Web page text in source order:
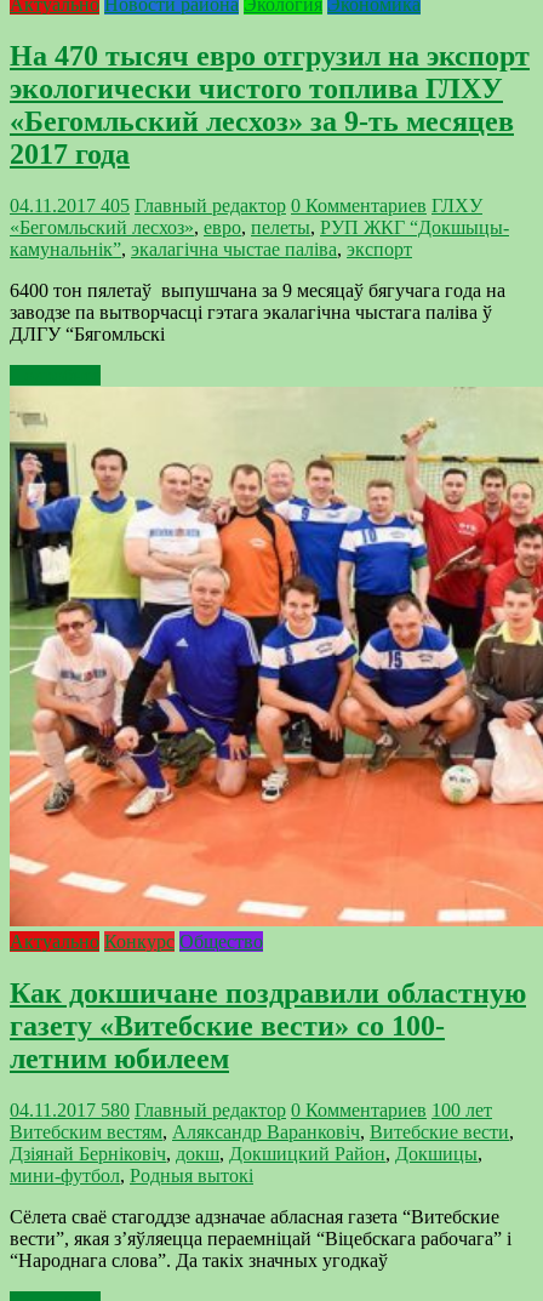
Актуально Новости района Экология Экономика
На 470 тысяч евро отгрузил на экспорт
экологически чистого топлива ГЛХУ
«Бегомльский лесхоз» за 9-ть месяцев
2017 года
04.11.2017 405 Главный редактор 0 Комментариев ГЛХУ
«Бегомльский лесхоз», евро, пелеты, РУП ЖКГ “Докшыцы-
камунальнік”, экалагічна чыстае паліва, экспорт
6400 тон пялетаў выпушчана за 9 месяцаў бягучага года на
заводзе па вытворчасці гэтага экалагічна чыстага паліва ў
ДЛГУ “Бягомльскі
Актуально Конкурс Общество
Как докшичане поздравили областную
газету «Витебские вести» со 100-
летним юбилеем
04.11.2017 580 Главный редактор 0 Комментариев 100 лет
Витебским вестям, Аляксандр Варанковіч, Витебские вести,
Дзіянай Берніковіч, докш, Докшицкий Район, Докшицы,
мини-футбол, Родныя вытокi
Сёлета сваё стагоддзе адзначае абласная газета “Витебские
вести”, якая з’яўляецца пераемніцай “Віцебскага рабочага” і
“Народнага слова”. Да такіх значных угодкаў